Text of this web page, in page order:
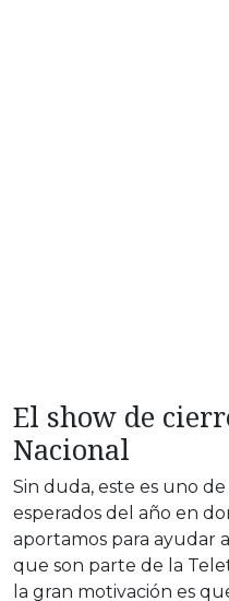
El show de
Nacional
Sin duda, este es uno
esperados del año en
aportamos para ayudar
que son parte de la
la gran motivación es